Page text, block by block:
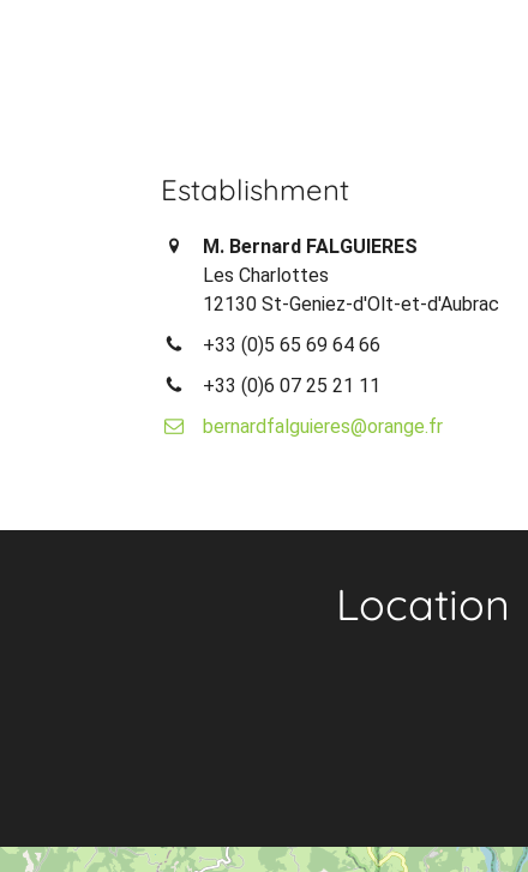
Establishment
M. Bernard FALGUIERES
Les Charlottes
12130 St-Geniez-d'Olt-et-d'Aubrac
+33 (0)5 65 69 64 66
+33 (0)6 07 25 21 11
bernardfalguieres@orange.fr
Location